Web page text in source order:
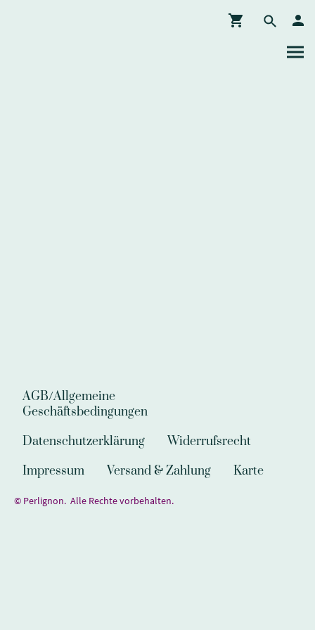
AGB/Allgemeine
Geschäftsbedingungen
Datenschutzerklärung
Widerrufsrecht
Impressum
Versand & Zahlung Karte
© Perlignon. Alle Rechte vorbehalten.